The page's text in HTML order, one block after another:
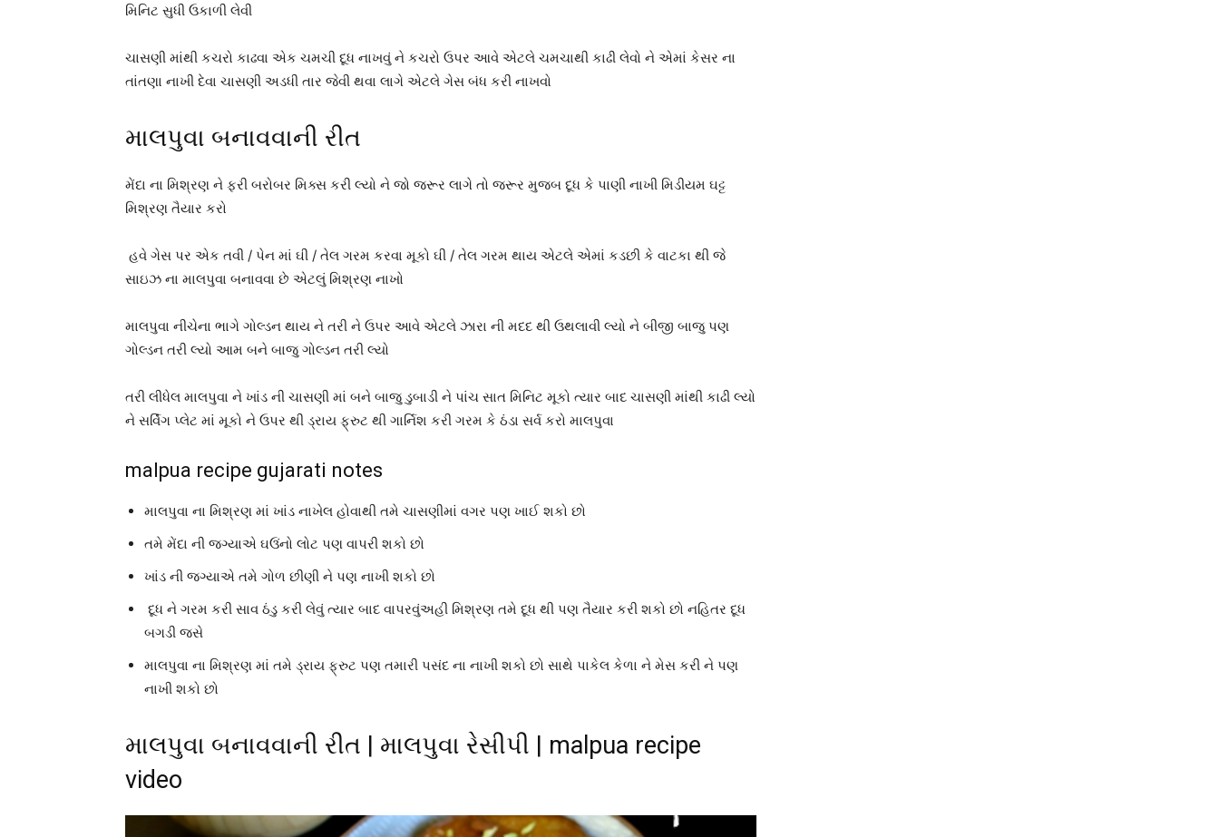
મિનિટ સુધી ઉકાળી લેવી
ચાસણી માંથી કચરો કાઢવા એક ચમચી દૂધ નાખવું ને કચરો ઉપર આવે એટલે ચમચાથી કાઢી લેવો ને એમાં કેસર ના
તાંતણા નાખી દેવા ચાસણી અડધી તાર જેવી થવા લાગે એટલે ગેસ બંધ કરી નાખવો
માલપુવા બનાવવાની રીત
મેંદા ના મિશ્રણ ને ફરી બરોબર મિક્સ કરી લ્યો ને જો જરૂર લાગે તો જરૂર મુજબ દૂધ કે પાણી નાખી મિડીયમ ઘટ્ટ
મિશ્રણ તૈયાર કરો
હવે ગેસ પર એક તવી / પેન માં ઘી / તેલ ગરમ કરવા મૂકો ઘી / તેલ ગરમ થાય એટલે એમાં કડછી કે વાટકા થી જે
સાઇઝ ના માલપુવા બનાવવા છે એટલું મિશ્રણ નાખો
માલપુવા નીચેના ભાગે ગોલ્ડન થાય ને તરી ને ઉપર આવે એટલે ઝારા ની મદદ થી ઉથલાવી લ્યો ને બીજી બાજુ પણ
ગોલ્ડન તરી લ્યો આમ બને બાજુ ગોલ્ડન તરી લ્યો
તરી લીધેલ માલપુવા ને ખાંડ ની ચાસણી માં બને બાજુ ડુબાડી ને પાંચ સાત મિનિટ મૂકો ત્યાર બાદ ચાસણી માંથી કાઢી લ્યો
ને સર્વિંગ પ્લેટ માં મૂકો ને ઉપર થી ડ્રાય ફ્રુટ થી ગાર્નિશ કરી ગરમ કે ઠંડા સર્વ કરો માલપુવા
malpua recipe gujarati notes
માલપુવા ના મિશ્રણ માં ખાંડ નાખેલ હોવાથી તમે ચાસણીમાં વગર પણ ખાઈ શકો છો
તમે મેંદા ની જગ્યાએ ઘઉંનો લોટ પણ વાપરી શકો છો
ખાંડ ની જગ્યાએ તમે ગોળ છીણી ને પણ નાખી શકો છો
દૂધ ને ગરમ કરી સાવ ઠંડુ કરી લેવું ત્યાર બાદ વાપરવુંઅહી મિશ્રણ તમે દૂધ થી પણ તૈયાર કરી શકો છો નહિતર દૂધ
બગડી જસે
માલપુવા ના મિશ્રણ માં તમે ડ્રાય ફ્રુટ પણ તમારી પસંદ ના નાખી શકો છો સાથે પાકેલ કેળા ને મેસ કરી ને પણ
નાખી શકો છો
માલપુવા બનાવવાની રીત | માલપુવા રેસીપી | malpua recipe
video